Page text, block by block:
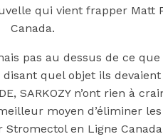
qui vient frapper
Canada.
pas au dessus de ce
quel objet ils
SARKOZY n’ont rien à
moyen d’éliminer
en Ligne